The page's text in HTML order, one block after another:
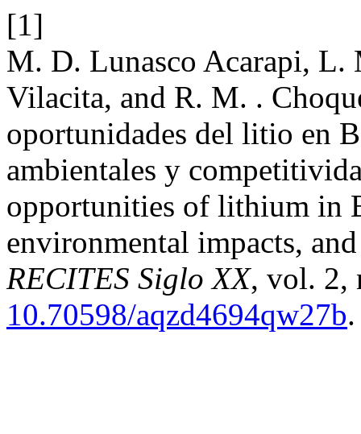
[1]
M. D. Lunasco Acarapi, L.
Vilacita, and R. M. .
oportunidades del litio en
ambientales y
opportunities of lithium in
environmental impacts,
RECITES Siglo XX, vol. 2,
10.70598/aqzd4694qw27b.